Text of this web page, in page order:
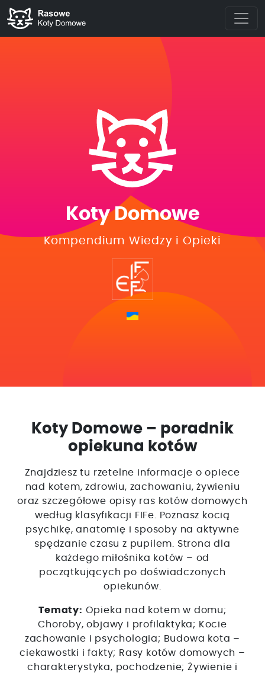
Koty Domowe
Kompendium Wiedzy i Opieki
Koty Domowe – poradnik
opiekuna kotów
Znajdziesz tu rzetelne informacje o opiece
nad kotem, zdrowiu, zachowaniu, żywieniu
oraz szczegółowe opisy ras kotów domowych
według klasyfikacji FIFe. Poznasz kocią
psychikę, anatomię i sposoby na aktywne
spędzanie czasu z pupilem. Strona dla
każdego miłośnika kotów – od
początkujących po doświadczonych
opiekunów.
Tematy: Opieka nad kotem w domu;
Choroby, objawy i profilaktyka; Kocie
zachowanie i psychologia; Budowa kota –
ciekawostki i fakty; Rasy kotów domowych –
charakterystyka, pochodzenie; Żywienie i